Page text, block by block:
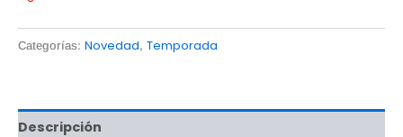
Categorías: Novedad, Temporada
Descripción